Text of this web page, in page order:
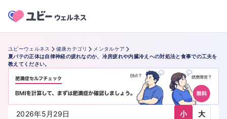
ユビーウェルネス 健康カテゴリ
メンタルケア
夏バテの正体は自律神経の疲れなのか、冷房疲れや内臓冷えへの対処法と食事での工夫を
教えてください。
2026年5月29日 小 大